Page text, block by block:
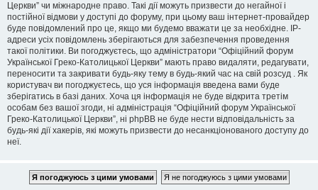
Церкви” чи міжнародне право. Такі дії можуть призвести до негайної і
постійної відмови у доступі до форуму, при цьому ваш інтернет-провайдер
буде повідомлений про це, якщо ми будемо вважати це за необхідне. IP-
адреси усіх повідомлень зберігаються для забезпечення проведення
такої політики. Ви погоджуєтесь, що адміністратори “Офіційний форум
Української Греко-Католицької Церкви” мають право видаляти, редагувати,
переносити та закривати будь-яку тему в будь-який час на свій розсуд . Як
користувач ви погоджуєтесь, що уся інформація введена вами буде
зберігатись в базі даних. Хоча ця інформація не буде відкрита третім
особам без вашої згоди, ні адміністрація “Офіційний форум Української
Греко-Католицької Церкви”, ні phpBB не буде нести відповідальність за
будь-які дії хакерів, які можуть призвести до несанкціонованого доступу до
неї.